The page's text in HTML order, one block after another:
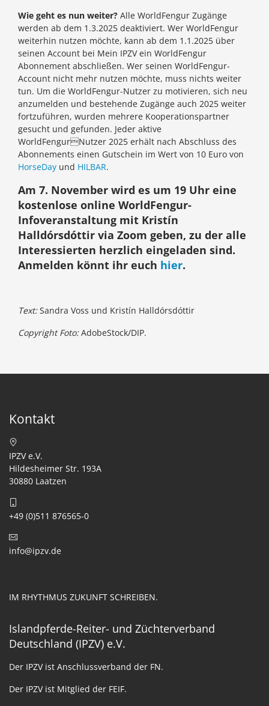
Wie geht es nun weiter? Alle WorldFengur Zugänge
werden ab dem 1.3.2025 deaktiviert. Wer WorldFengur
weiterhin nutzen möchte, kann ab dem 1.1.2025 über
seinen Account bei Mein IPZV ein WorldFengur
Abonnement abschließen. Wer seinen WorldFengur-
Account nicht mehr nutzen möchte, muss nichts weiter
tun. Um die WorldFengur-Nutzer zu motivieren, sich neu
anzumelden und bestehende Zugänge auch 2025 weiter
fortzuführen, wurden mehrere Kooperationspartner
gesucht und gefunden. Jeder aktive
WorldFengurNutzer 2025 erhält nach Abschluss des
Abonnements einen Gutschein im Wert von 10 Euro von
HorseDay und HILBAR.
Am 7. November wird es um 19 Uhr eine
kostenlose online WorldFengur-
Infoveranstaltung mit Kristín
Halldórsdóttir via Zoom geben, zu der alle
Interessierten herzlich eingeladen sind.
Anmelden könnt ihr euch hier.
Text:Sandra Voss und Kristín Halldórsdóttir
Copyright Foto: AdobeStock/DIP.
Kontakt
IPZV e.V.
Hildesheimer Str. 193A
30880 Laatzen
+49 (0)511 876565-0
info@ipzv.de
IM RHYTHMUS ZUKUNFT SCHREIBEN.
Islandpferde-Reiter- und Züchterverband
Deutschland (IPZV) e.V.
Der IPZV ist Anschlussverband der FN.
Der IPZV ist Mitglied der FEIF.